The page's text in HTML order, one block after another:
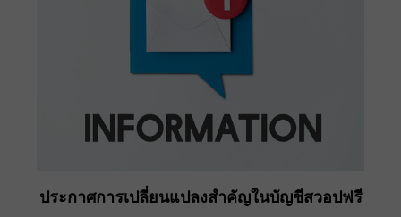
ประกาศการเปลี่ยนแปลงสำคัญในบัญชีสวอปฟรี